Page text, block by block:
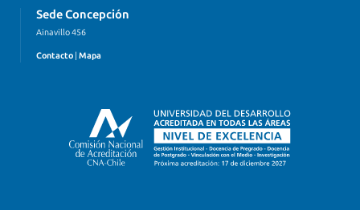
Sede Concepción
Ainavillo 456
Contacto Mapa